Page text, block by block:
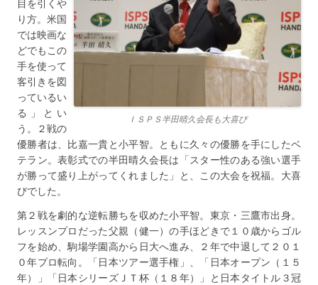
ＩＳＰＳ半田晴久会長も大喜び
目を引くや
り方。米国
では映画な
どでもこの
手を使って
客引きを図
っているい
る」とい
う。２戦の
優勝者は、比嘉一貴と小平智。ともに久々の優勝を手にしたベ
テラン。表彰式での半田晴久会長は「スター性のある強い選手
が勝って盛り上がってくれました」と、この大会を祝福。大喜
びでした。
第２戦を劇的な逆転勝ちを収めた小平智。東京・三鷹市出身。
レッスンプロだった父親（健一）の手ほどきで１０歳からゴル
フを始め、駒場学園高から日大へ進み、２年で中退して２０１
０年プロ転向。「日本ツアー選手権」、「日本オープン（１５
年）」「日本シリーズＪＴ杯（１８年）」と日本タイトル３冠